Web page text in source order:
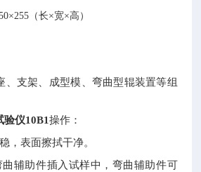
（长×宽×高）
支架、成型模、弯曲型辊装置等组
验仪10B1操作：
，表面擦拭干净。
曲辅助件插入试样中，弯曲辅助件可